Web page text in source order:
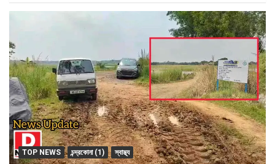
TOP NEWS চন্দ্রকোনা (1) স্বাস্থ্য